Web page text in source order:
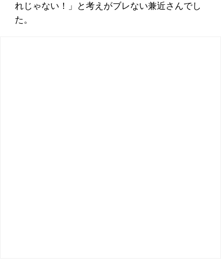
れじゃない！」と考えがブレない兼近さんでし
た。